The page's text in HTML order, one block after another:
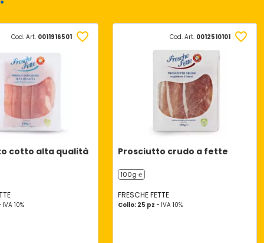
Cod. Art. 0011916501
cotto alta qualità
IVA 10%
Cod. Art. 0012510101
Prosciutto crudo a fette
100g ℮
FRESCHE FETTE
Collo: 25 pz - IVA 10%